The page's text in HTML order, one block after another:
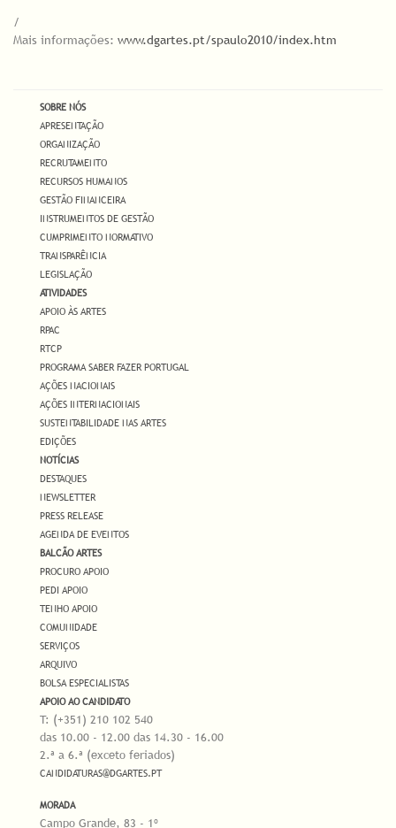
/
Mais informações: www.dgartes.pt/spaulo2010/index.htm
SOBRE NÓS
APRESENTAÇÃO
ORGANIZAÇÃO
RECRUTAMENTO
RECURSOS HUMANOS
GESTÃO FINANCEIRA
INSTRUMENTOS DE GESTÃO
CUMPRIMENTO NORMATIVO
TRANSPARÊNCIA
LEGISLAÇÃO
ATIVIDADES
APOIO ÀS ARTES
RPAC
RTCP
PROGRAMA SABER FAZER PORTUGAL
AÇÕES NACIONAIS
AÇÕES INTERNACIONAIS
SUSTENTABILIDADE NAS ARTES
EDIÇÕES
NOTÍCIAS
DESTAQUES
NEWSLETTER
PRESS RELEASE
AGENDA DE EVENTOS
BALCÃO ARTES
PROCURO APOIO
PEDI APOIO
TENHO APOIO
COMUNIDADE
SERVIÇOS
ARQUIVO
BOLSA ESPECIALISTAS
APOIO AO CANDIDATO
T: (+351) 210 102 540
das 10.00 - 12.00 das 14.30 - 16.00
2.ª a 6.ª (exceto feriados)
CANDIDATURAS@DGARTES.PT
MORADA
Campo Grande, 83 - 1º